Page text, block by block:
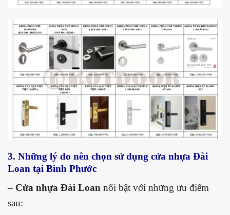
3. Những lý do nên chọn sử dụng cửa nhựa Đài
Loan tại Bình Phước
– Cửa nhựa Đài Loan nổi bật với những ưu điểm
sau: